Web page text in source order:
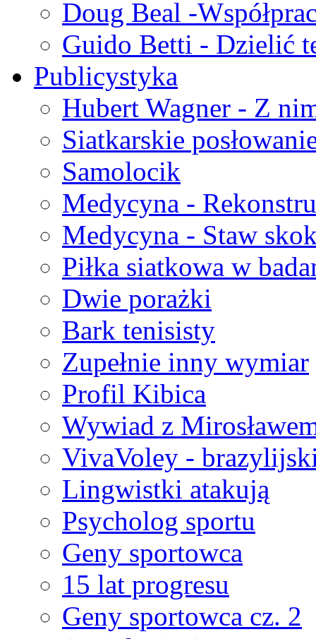
Doug Beal -
Guido Betti - Dzielić
Publicystyka
Hubert Wagner - Z
Siatkarskie
Samolocik
Medycyna -
Medycyna - Staw
Piłka siatkowa w
Dwie porażki
Bark tenisisty
Zupełnie inny wymiar
Profil Kibica
Wywiad z
VivaVoley -
Lingwistki atakują
Psycholog sportu
Geny sportowca
15 lat progresu
Geny sportowca cz. 2